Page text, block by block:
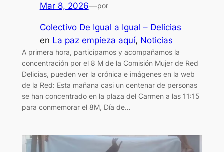
Mar 8, 2026—por
Colectivo De Igual a Igual – Delicias
en La paz empieza aquí, Noticias
A primera hora, participamos y acompañamos la
concentración por el 8 M de la Comisión Mujer de Red
Delicias, pueden ver la crónica e imágenes en la web
de la Red: Esta mañana casi un centenar de personas
se han concentrado en la plaza del Carmen a las 11:15
para conmemorar el 8M, Día de…